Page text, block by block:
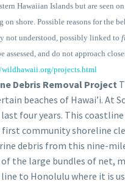
Hawaiian Islands but are seen
shore. Possible reasons for the
not understood, possibly linked to
assessed, and do not approach
projects.html
Debris Removal Project
beaches of Hawai’i. At
four years. This
community shoreline
debris from this nine-
the large bundles of net,
to Honolulu where it is